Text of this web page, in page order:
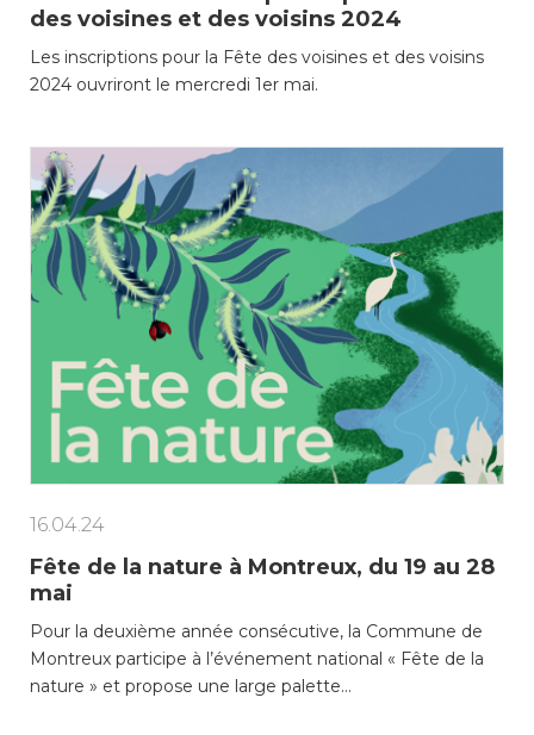
des voisines et des voisins 2024
Les inscriptions pour la Fête des voisines et des voisins
2024 ouvriront le mercredi 1er mai.
16.04.24
Fête de la nature à Montreux, du 19 au 28
mai
Pour la deuxième année consécutive, la Commune de
Montreux participe à l’événement national « Fête de la
nature » et propose une large palette…